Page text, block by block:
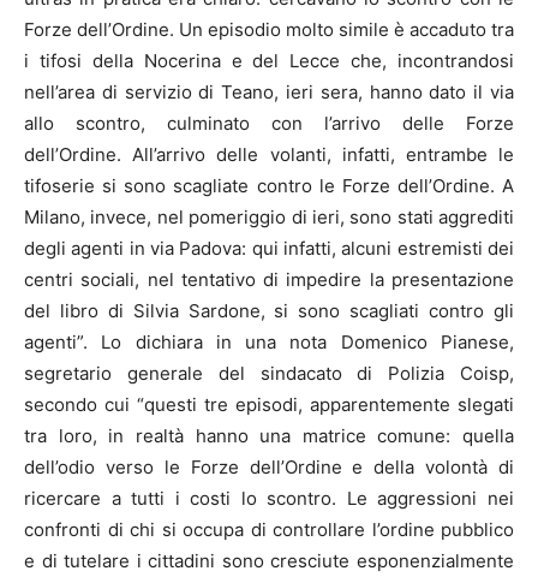
Forze dell’Ordine. Un episodio molto simile è accaduto tra
i tifosi della Nocerina e del Lecce che, incontrandosi
nell’area di servizio di Teano, ieri sera, hanno dato il via
allo scontro, culminato con l’arrivo delle Forze
dell’Ordine. All’arrivo delle volanti, infatti, entrambe le
tifoserie si sono scagliate contro le Forze dell’Ordine. A
Milano, invece, nel pomeriggio di ieri, sono stati aggrediti
degli agenti in via Padova: qui infatti, alcuni estremisti dei
centri sociali, nel tentativo di impedire la presentazione
del libro di Silvia Sardone, si sono scagliati contro gli
agenti”. Lo dichiara in una nota Domenico Pianese,
segretario generale del sindacato di Polizia Coisp,
secondo cui “questi tre episodi, apparentemente slegati
tra loro, in realtà hanno una matrice comune: quella
dell’odio verso le Forze dell’Ordine e della volontà di
ricercare a tutti i costi lo scontro. Le aggressioni nei
confronti di chi si occupa di controllare l’ordine pubblico
e di tutelare i cittadini sono cresciute esponenzialmente